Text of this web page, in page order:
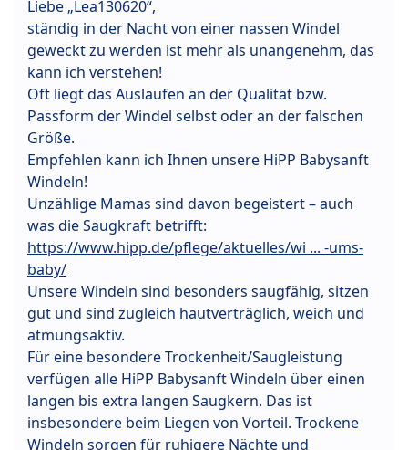
Liebe „Lea130620“,
ständig in der Nacht von einer nassen Windel
geweckt zu werden ist mehr als unangenehm, das
kann ich verstehen!
Oft liegt das Auslaufen an der Qualität bzw.
Passform der Windel selbst oder an der falschen
Größe.
Empfehlen kann ich Ihnen unsere HiPP Babysanft
Windeln!
Unzählige Mamas sind davon begeistert – auch
was die Saugkraft betrifft:
https://www.hipp.de/pflege/aktuelles/wi ... -ums-
baby/
Unsere Windeln sind besonders saugfähig, sitzen
gut und sind zugleich hautverträglich, weich und
atmungsaktiv.
Für eine besondere Trockenheit/Saugleistung
verfügen alle HiPP Babysanft Windeln über einen
langen bis extra langen Saugkern. Das ist
insbesondere beim Liegen von Vorteil. Trockene
Windeln sorgen für ruhigere Nächte und